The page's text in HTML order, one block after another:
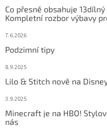
Co přesně obsahuje
Kompletní rozbor výbavy
7.6.2026
Podzimní tipy
8.9.2025
Lilo & Stitch nově na
3.9.2025
Minecraft je na HBO!
nás